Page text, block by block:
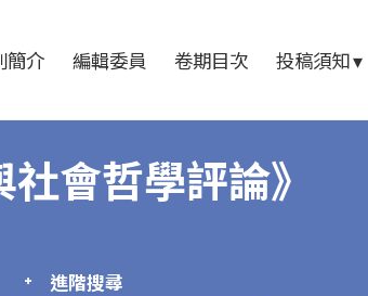
簡介 編輯委員 卷期目次 投稿須知 ▾
社會哲學評論》
進階搜尋